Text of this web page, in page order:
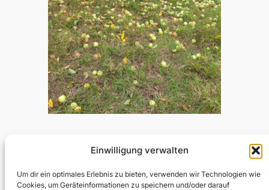
Einwilligung verwalten
Um dir ein optimales Erlebnis zu bieten, verwenden wir Technologien wie
Cookies, um Geräteinformationen zu speichern und/oder darauf
Testumgebung Kirche